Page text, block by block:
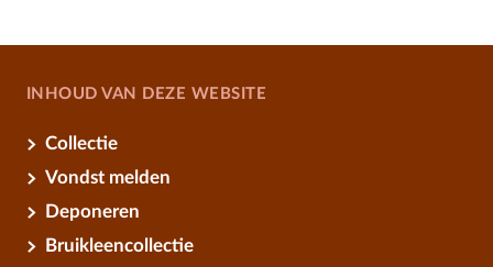
INHOUD VAN DEZE WEBSITE
Collectie
Vondst melden
Deponeren
Bruikleencollectie